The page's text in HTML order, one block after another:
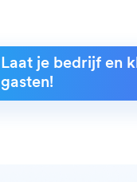
Laat je bedrijf en
gasten!